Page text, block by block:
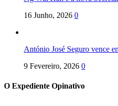
16 Junho, 2026 0
António José Seguro vence
9 Fevereiro, 2026 0
O Expediente Opinativo